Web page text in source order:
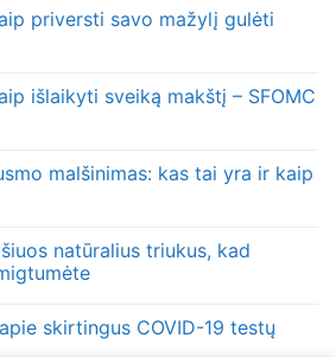
priversti savo mažylį gulėti
išlaikyti sveiką makštį – SFOMC
malšinimas: kas tai yra ir kaip
natūralius triukus, kad
skirtingus COVID-19 testų